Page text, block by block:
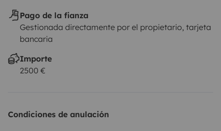
🌍 Viaja por toda Europa
➕ Extras
Pago de la fianza
Gestionada directamente por el propietario, tarjeta
bancaria
Importe
2500 €
Condiciones de anulación